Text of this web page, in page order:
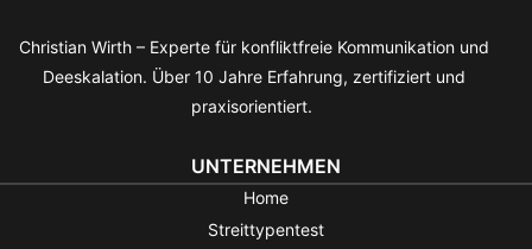
Christian Wirth – Experte für konfliktfreie Kommunikation und
Deeskalation. Über 10 Jahre Erfahrung, zertifiziert und
praxisorientiert.
UNTERNEHMEN
Home
Streittypentest